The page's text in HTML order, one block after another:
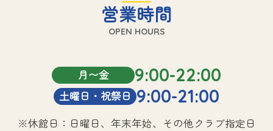
営業時間
OPEN HOURS
月〜金 9:00-22:00
土曜日・祝祭日 9:00-21:00
※休館日：日曜日、年末年始、その他クラブ指定日